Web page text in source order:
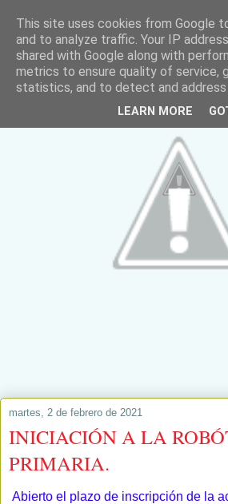
martes, 2 de febrero de 2021
INICIACIÓN A LA
PRIMARIA.
Abierto el plazo de inscripción de la
This site uses cookies from Google
and to analyze traffic. Your IP
shared with Google along with
metrics to ensure quality of service,
statistics, and to detect and address
LEARN MORE